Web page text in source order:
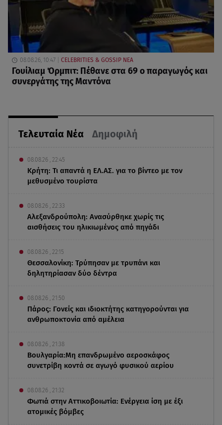
Τελευταία Νέα Δημοφιλή
08.08.26 , 22:45
Κρήτη: Τι απαντά η ΕΛ.ΑΣ. για το βίντεο με τον
μεθυσμένο τουρίστα
08.08.26 , 22:33
Αλεξανδρούπολη: Ανασύρθηκε χωρίς τις
αισθήσεις του ηλικιωμένος από πηγάδι
08.08.26 , 22:15
Θεσσαλονίκη: Τρύπησαν με τρυπάνι και
δηλητηρίασαν δύο δέντρα
08.08.26 , 21:50
Πάρος: Γονείς και ιδιοκτήτης κατηγορούνται για
ανθρωποκτονία από αμέλεια
08.08.26 , 21:38
Βουλγαρία:Μη επανδρωμένο αεροσκάφος
συνετρίβη κοντά σε αγωγό φυσικού αερίου
08.08.26 , 21:32
Φωτιά στην Αττικοβοιωτία: Ενέργεια ίση με έξι
ατομικές βόμβες
08.08.26, 10:47 CELEBRITIES & GOSSIP ΝΕΑ
Γουίλιαμ Όρμπιτ: Πέθανε στα 69 ο παραγωγός και
συνεργάτης της Μαντόνα